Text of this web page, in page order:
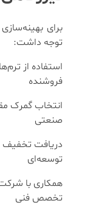
برای
توجه داشت:
استفاده از
فروشنده
انتخاب گمرک
صنعتی
دریافت تخفیف
توسعه‌ای
همکاری با
تخصص فنی